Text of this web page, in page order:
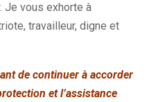
Je vous exhorte à
travailleur, digne et
de continuer à accorder
et l’assistance